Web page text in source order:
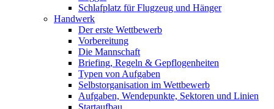
Schlafplatz für Flugzeug und Hänger
Handwerk
Der erste Wettbewerb
Vorbereitung
Die Mannschaft
Briefing, Regeln & Gepflogenheiten
Typen von Aufgaben
Selbstorganisation im Wettbewerb
Aufgaben, Wendepunkte, Sektoren und Linien
Startaufbau